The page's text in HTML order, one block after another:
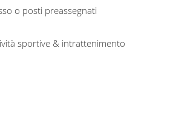
o posti preassegnati
sportive & intrattenimento